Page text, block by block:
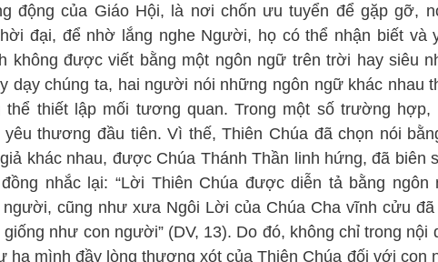
động của Giáo Hội, là nơi chốn ưu tuyển để gặp gỡ,
đại, để nhờ lắng nghe Người, họ có thể nhận biết và
không được viết bằng một ngôn ngữ trên trời hay siêu
dạy chúng ta, hai người nói những ngôn ngữ khác nhau
thể thiết lập mối tương quan. Trong một số trường hợp,
thương đầu tiên. Vì thế, Thiên Chúa đã chọn nói
khác nhau, được Chúa Thánh Thần linh hứng, đã biên
nhắc lại: “Lời Thiên Chúa được diễn tả bằng ngôn
cũng như xưa Ngôi Lời của Chúa Cha vĩnh cửu đã
như con người” (DV, 13). Do đó, không chỉ trong nội
hạ mình đầy lòng thương xót của Thiên Chúa đối với con